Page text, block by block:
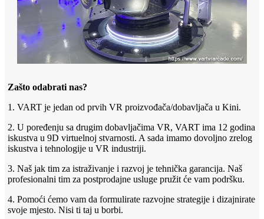
Zašto odabrati nas?
1. VART je jedan od prvih VR proizvođača/dobavljača u Kini.
2. U poređenju sa drugim dobavljačima VR, VART ima 12 godina
iskustva u 9D virtuelnoj stvarnosti. A sada imamo dovoljno zrelog
iskustva i tehnologije u VR industriji.
3. Naš jak tim za istraživanje i razvoj je tehnička garancija. Naš
profesionalni tim za postprodajne usluge pružit će vam podršku.
4. Pomoći ćemo vam da formulirate razvojne strategije i dizajnirate
svoje mjesto. Nisi ti taj u borbi.